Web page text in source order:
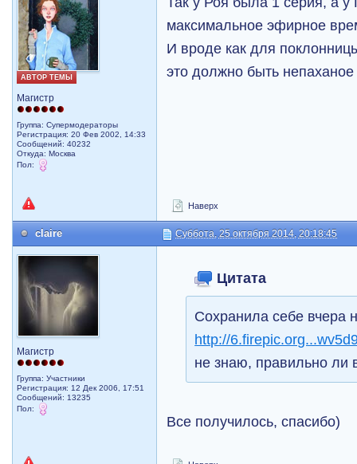
АВТОР ТЕМЫ
Магистр
Группа: Супермодераторы
Регистрация: 20 Фев 2002, 14:33
Сообщений: 40232
Откуда: Москва
Пол:
максимальное эфирное
И вроде как для
это должно быть
Наверх
claire Суббота, 25 октября 2014, 20:18:45
Магистр
Группа: Участники
Регистрация: 12 Дек 2006, 17:51
Сообщений: 13235
Пол:
Цитата
Сохранила себе вчера
http://
не знаю, правильно ли
Все получилось, спасибо)